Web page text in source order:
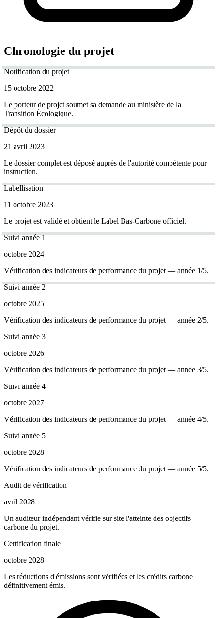
Chronologie du projet
Notification du projet
15 octobre 2022
Le porteur de projet soumet sa demande au ministère de la
Transition Écologique.
Dépôt du dossier
21 avril 2023
Le dossier complet est déposé auprès de l'autorité compétente pour
instruction.
Labellisation
11 octobre 2023
Le projet est validé et obtient le Label Bas-Carbone officiel.
Suivi année 1
octobre 2024
Vérification des indicateurs de performance du projet — année 1/5.
Suivi année 2
octobre 2025
Vérification des indicateurs de performance du projet — année 2/5.
Suivi année 3
octobre 2026
Vérification des indicateurs de performance du projet — année 3/5.
Suivi année 4
octobre 2027
Vérification des indicateurs de performance du projet — année 4/5.
Suivi année 5
octobre 2028
Vérification des indicateurs de performance du projet — année 5/5.
Audit de vérification
avril 2028
Un auditeur indépendant vérifie sur site l'atteinte des objectifs
carbone du projet.
Certification finale
octobre 2028
Les réductions d'émissions sont vérifiées et les crédits carbone
définitivement émis.